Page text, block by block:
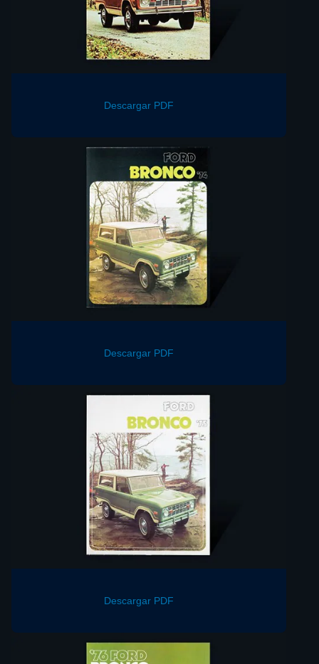
Descargar PDF
Descargar PDF
Descargar PDF